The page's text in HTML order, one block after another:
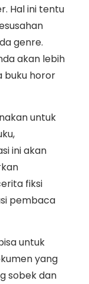
Hal ini tentu
genre.
akan lebih
buku horor
untuk
ini akan
fiksi
pembaca
untuk
yang
sobek dan